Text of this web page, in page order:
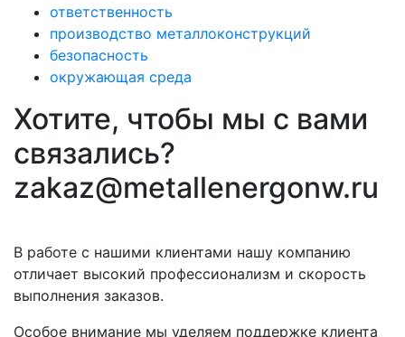
ответственность
производство металлоконструкций
безопасность
окружающая среда
Хотите, чтобы мы с вами
связались?
zakaz@metallenergonw.ru
В работе с нашими клиентами нашу компанию
отличает высокий профессионализм и скорость
выполнения заказов.
Особое внимание мы уделяем поддержке клиента